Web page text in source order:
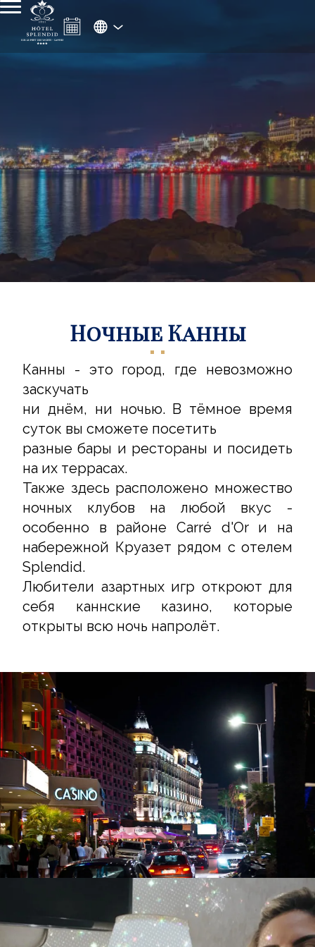
Ночные Канны
Канны - это город, где невозможно
заскучать
ни днём, ни ночью. В тёмное время
суток вы сможете посетить
разные бары и рестораны и посидеть
на их террасах.
Также здесь расположено множество
ночных клубов на любой вкус -
особенно в районе Carré d'Or и на
набережной Круазет рядом с отелем
Splendid.
Любители азартных игр откроют для
себя каннские казино, которые
открыты всю ночь напролёт.